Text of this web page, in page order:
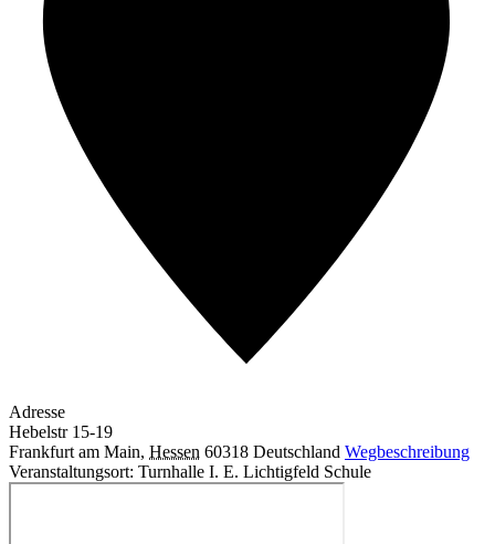
Adresse
Hebelstr 15-19
Frankfurt am Main, Hessen 60318 Deutschland Wegbeschreibung
Veranstaltungsort: Turnhalle I. E. Lichtigfeld Schule